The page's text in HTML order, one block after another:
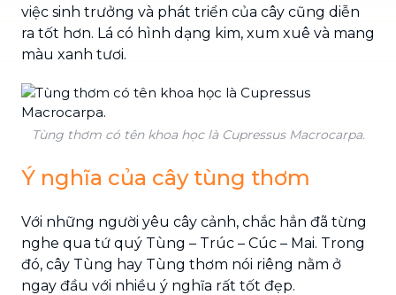
việc sinh trưởng và phát triển của cây cũng diễn
ra tốt hơn. Lá có hình dạng kim, xum xuê và mang
màu xanh tươi.
Tùng thơm có tên khoa học là Cupressus Macrocarpa.
Ý nghĩa của cây tùng thơm
Với những người yêu cây cảnh, chắc hẳn đã từng
nghe qua tứ quý Tùng – Trúc – Cúc – Mai. Trong
đó, cây Tùng hay Tùng thơm nói riêng nằm ở
ngay đầu với nhiều ý nghĩa rất tốt đẹp.